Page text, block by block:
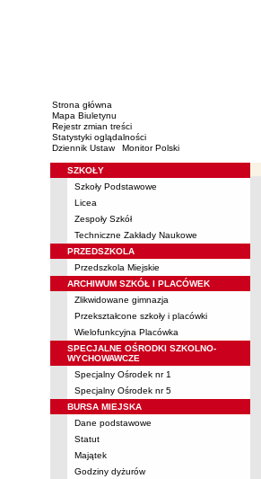
Strona główna
Mapa Biuletynu
Rejestr zmian treści
Statystyki oglądalności
Dziennik Ustaw
Monitor Polski
Menu
SZKOŁY
Szkoły Podstawowe
Licea
Zespoły Szkół
Techniczne Zakłady Naukowe
PRZEDSZKOLA
Przedszkola Miejskie
ARCHIWUM SZKÓŁ I PLACÓWEK
Zlikwidowane gimnazja
Przekształcone szkoły i placówki
Wielofunkcyjna Placówka
SPECJALNE OŚRODKI SZKOLNO-
WYCHOWAWCZE
Specjalny Ośrodek nr 1
Specjalny Ośrodek nr 5
BURSA MIEJSKA
Dane podstawowe
Statut
Majątek
Godziny dyżurów